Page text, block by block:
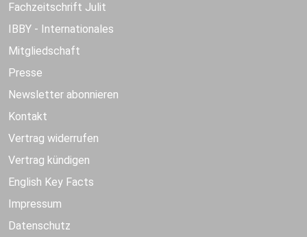
Fachzeitschrift Julit
IBBY - Internationales
Mitgliedschaft
Presse
Newsletter abonnieren
Kontakt
Vertrag widerrufen
Vertrag kündigen
English Key Facts
Impressum
Datenschutz